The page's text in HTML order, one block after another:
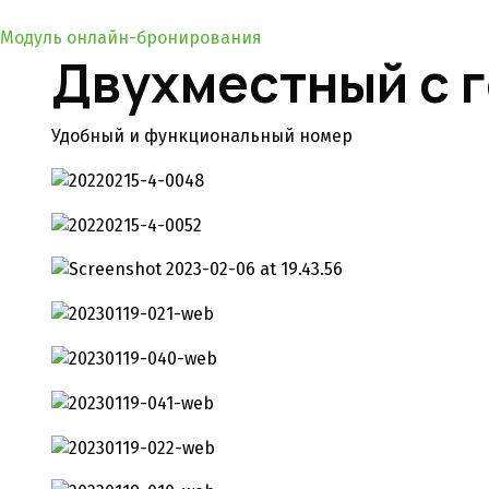
Модуль онлайн-бронирования
Двухместный с
Удобный и функциональный номер